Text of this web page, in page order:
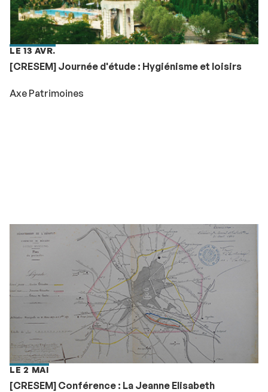
LE 13 AVR.
[CRESEM] Journée d'étude : Hygiénisme et loisirs
Axe Patrimoines
LE 2 MAI
[CRESEM] Conférence : La Jeanne Elisabeth